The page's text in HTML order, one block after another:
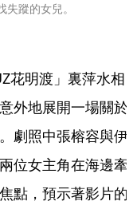
蹤的女兒。
花明渡」裏萍水相
外地展開一場關於
劇照中張榕容與伊
位女主角在海邊牽
點，預示著影片的